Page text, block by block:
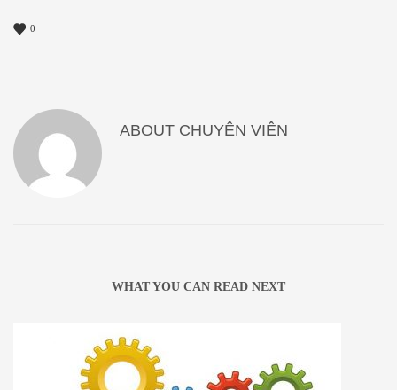
0
ABOUT CHUYÊN VIÊN
WHAT YOU CAN READ NEXT